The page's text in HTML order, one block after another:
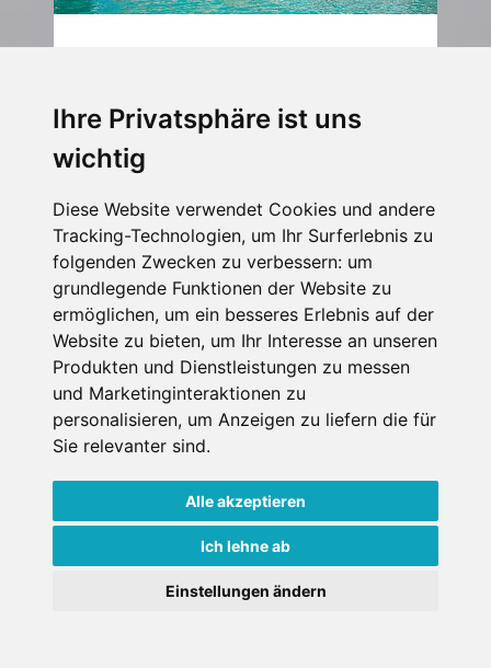
Ihre Privatsphäre ist uns
wichtig
Diese Website verwendet Cookies und andere
Tracking-Technologien, um Ihr Surferlebnis zu
folgenden Zwecken zu verbessern: um
grundlegende Funktionen der Website zu
ermöglichen, um ein besseres Erlebnis auf der
Website zu bieten, um Ihr Interesse an unseren
Produkten und Dienstleistungen zu messen
und Marketinginteraktionen zu
personalisieren, um Anzeigen zu liefern die für
Sie relevanter sind.
Alle akzeptieren
Ich lehne ab
Einstellungen ändern
Pörtschach am Wörthersee, Kärnten,
Österreich
Internet
ab€ 146,-
pro Person pro Nacht
Gesamtpreis ab€ 146,-
1 Pers./ Nacht
Jetzt buchen